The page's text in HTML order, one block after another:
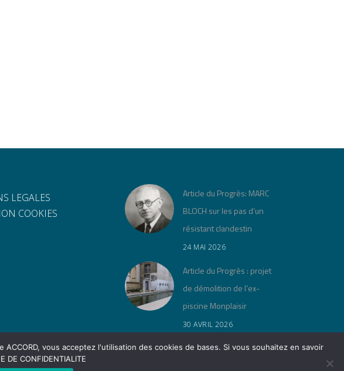
LEGALES
COOKIES
Article du Progrès: MARC
BLOCH sur les pas d’un
résistant clandestin
24 MAI 2026
Article du Progrès : projet
de démolition de l’ex-
piscine Monplaisir
30 AVRIL 2026
« Jeu de lois » à la Cité
vous acceptez l'utilisation des cookies de bases. Si vous souhaitez en savoir
CONFIDENTIALITE